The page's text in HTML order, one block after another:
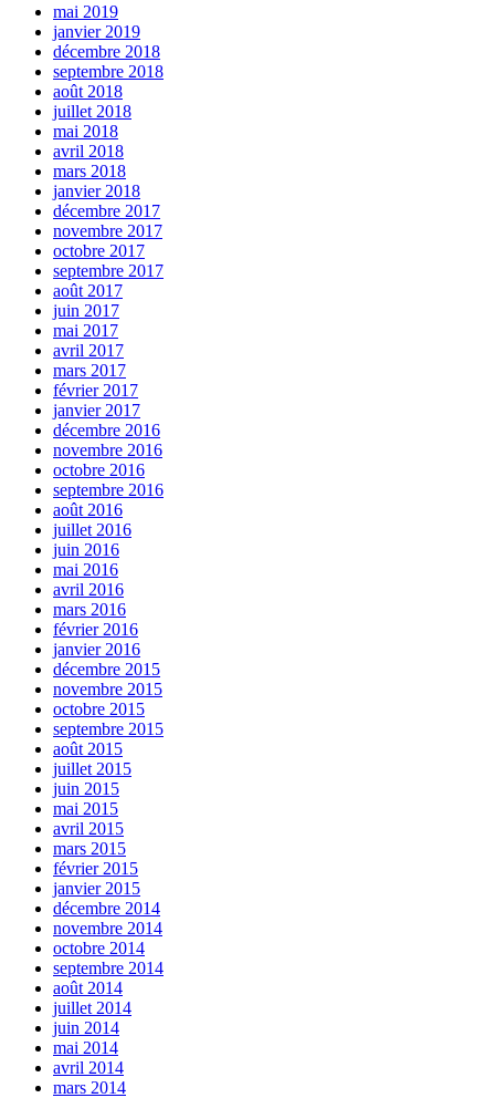
mai 2019
janvier 2019
décembre 2018
septembre 2018
août 2018
juillet 2018
mai 2018
avril 2018
mars 2018
janvier 2018
décembre 2017
novembre 2017
octobre 2017
septembre 2017
août 2017
juin 2017
mai 2017
avril 2017
mars 2017
février 2017
janvier 2017
décembre 2016
novembre 2016
octobre 2016
septembre 2016
août 2016
juillet 2016
juin 2016
mai 2016
avril 2016
mars 2016
février 2016
janvier 2016
décembre 2015
novembre 2015
octobre 2015
septembre 2015
août 2015
juillet 2015
juin 2015
mai 2015
avril 2015
mars 2015
février 2015
janvier 2015
décembre 2014
novembre 2014
octobre 2014
septembre 2014
août 2014
juillet 2014
juin 2014
mai 2014
avril 2014
mars 2014